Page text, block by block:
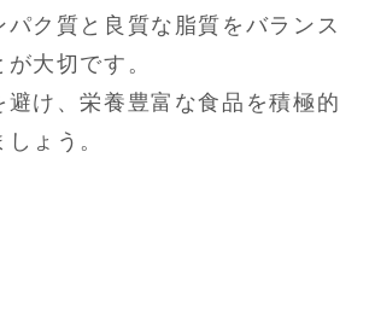
パク質と良質な脂質をバランス
大切です。
避け、栄養豊富な食品を積極的